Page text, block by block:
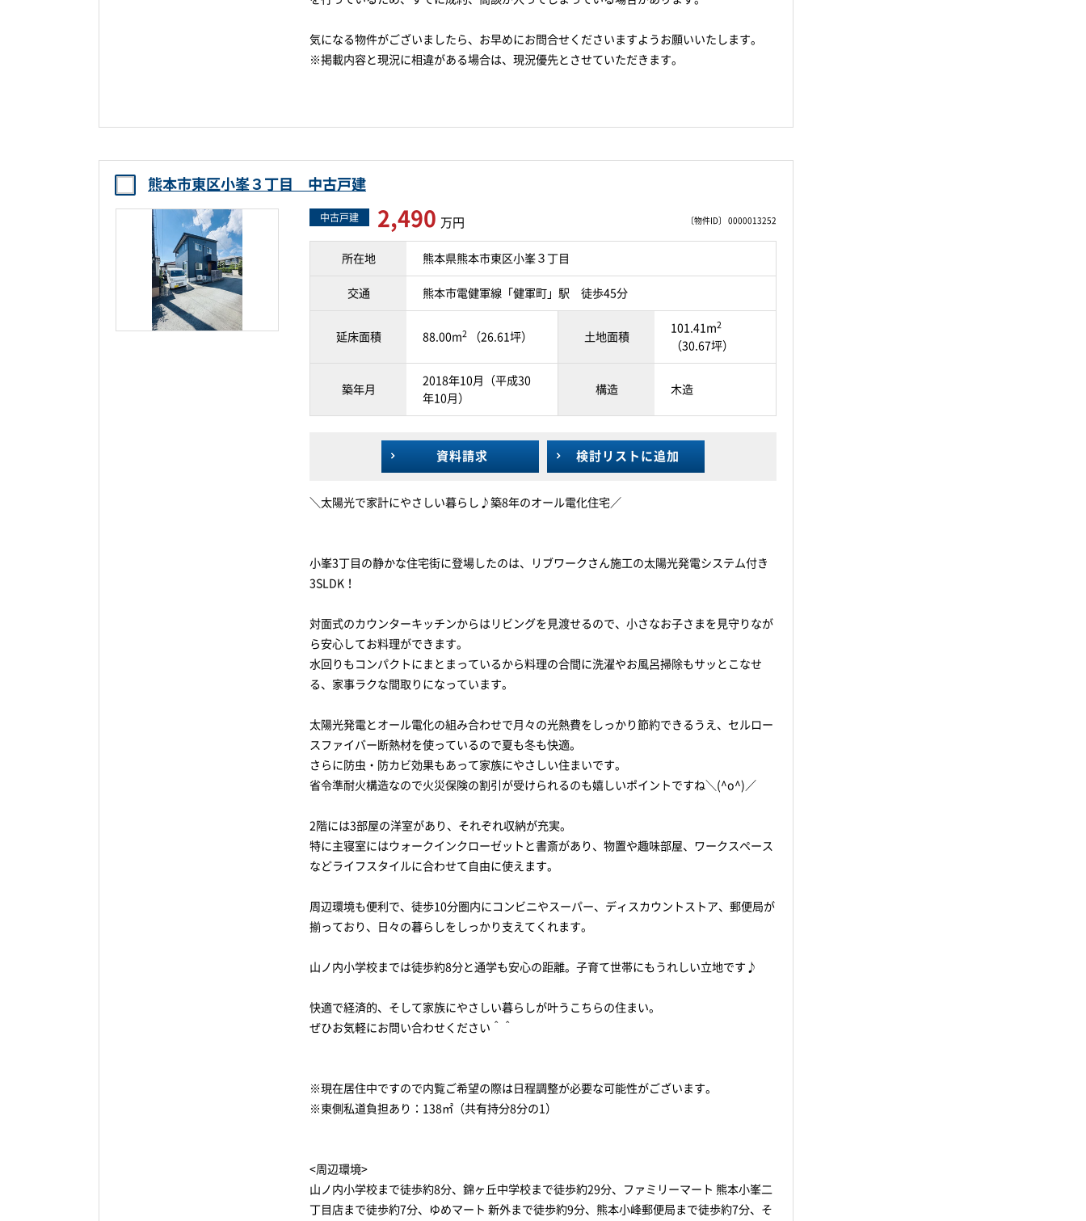
気になる物件がございましたら、お早めにお問合せくださいますようお願いいたします。
※掲載内容と現況に相違がある場合は、現況優先とさせていただきます。
熊本市東区小峯３丁目 中古戸建
〔物件ID〕 0000013252
中古戸建 2,490 万円
所在地 熊本県熊本市東区小峯３丁目
交通 熊本市電健軍線「健軍町」駅 徒歩45分
延床面積 88.00m2 （26.61坪） 土地面積
101.41m2
（30.67坪）
築年月
2018年10月（平成30
年10月）
構造 木造
資料請求 検討リスト に追加
＼太陽光で家計にやさしい暮らし♪築8年のオール電化住宅／
小峯3丁目の静かな住宅街に登場したのは、リブワークさん施工の太陽光発電システム付き
3SLDK！
対面式のカウンターキッチンからはリビングを見渡せるので、小さなお子さまを見守りなが
ら安心してお料理ができます。
水回りもコンパクトにまとまっているから料理の合間に洗濯やお風呂掃除もサッとこなせ
る、家事ラクな間取りになっています。
太陽光発電とオール電化の組み合わせで月々の光熱費をしっかり節約できるうえ、セルロー
スファイバー断熱材を使っているので夏も冬も快適。
さらに防虫・防カビ効果もあって家族にやさしい住まいです。
省令準耐火構造なので火災保険の割引が受けられるのも嬉しいポイントですね＼(^o^)／
2階には3部屋の洋室があり、それぞれ収納が充実。
特に主寝室にはウォークインクローゼットと書斎があり、物置や趣味部屋、ワークスペース
などライフスタイルに合わせて自由に使えます。
周辺環境も便利で、徒歩10分圏内にコンビニやスーパー、ディスカウントストア、郵便局が
揃っており、日々の暮らしをしっかり支えてくれます。
山ノ内小学校までは徒歩約8分と通学も安心の距離。子育て世帯にもうれしい立地です♪
快適で経済的、そして家族にやさしい暮らしが叶うこちらの住まい。
ぜひお気軽にお問い合わせください＾＾
※現在居住中ですので内覧ご希望の際は日程調整が必要な可能性がございます。
※東側私道負担あり：138㎡（共有持分8分の1）
<周辺環境>
山ノ内小学校まで徒歩約8分、錦ヶ丘中学校まで徒歩約29分、ファミリーマート 熊本小峯二
丁目店まで徒歩約7分、ゆめマート 新外まで徒歩約9分、熊本小峰郵便局まで徒歩約7分、そ